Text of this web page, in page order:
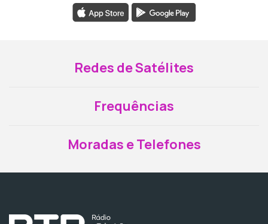
Redes de Satélites
Frequências
Moradas e Telefones